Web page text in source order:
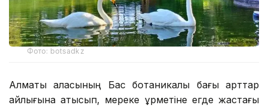
Фото: botsadkz
Алматы қаласының Бас ботаникалық бағы қарттар
айлығына қатысып, мереке құрметіне егде жастағы